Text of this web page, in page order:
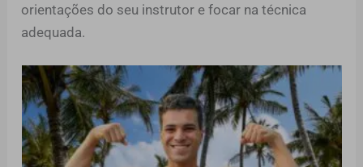
orientações do seu instrutor e focar na técnica
adequada.